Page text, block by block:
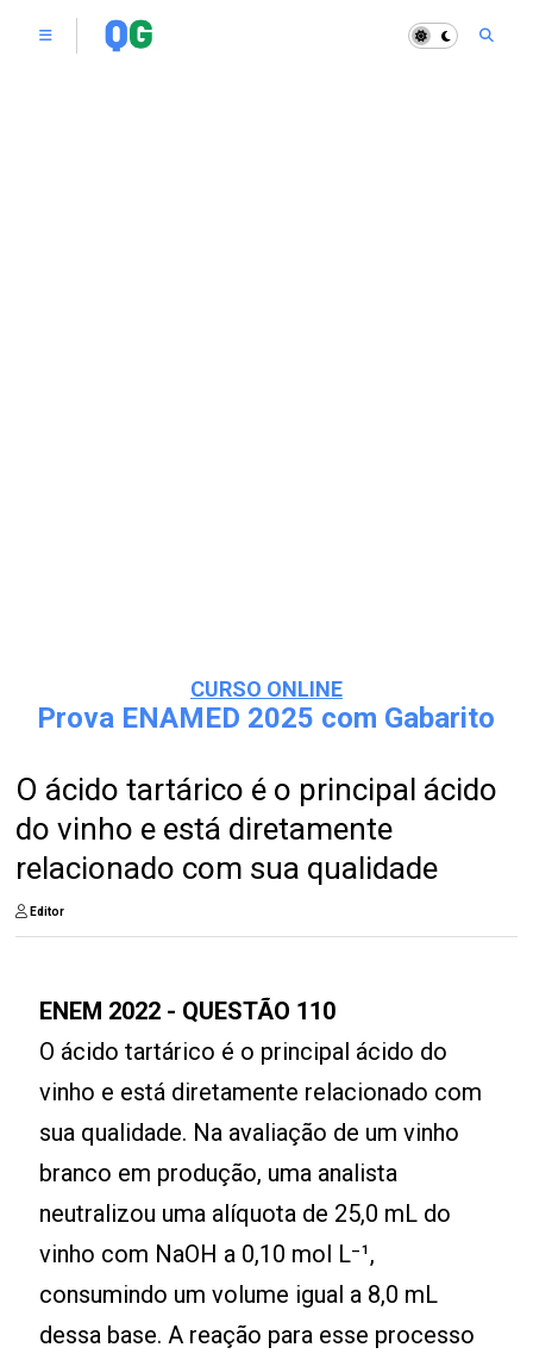
CURSO ONLINE
Prova ENAMED 2025 com Gabarito
O ácido tartárico é o principal ácido
do vinho e está diretamente
relacionado com sua qualidade
Editor
ENEM 2022 - QUESTÃO 110
O ácido tartárico é o principal ácido do
vinho e está diretamente relacionado com
sua qualidade. Na avaliação de um vinho
branco em produção, uma analista
neutralizou uma alíquota de 25,0 mL do
vinho com NaOH a 0,10 mol L⁻¹,
consumindo um volume igual a 8,0 mL
dessa base. A reação para esse processo